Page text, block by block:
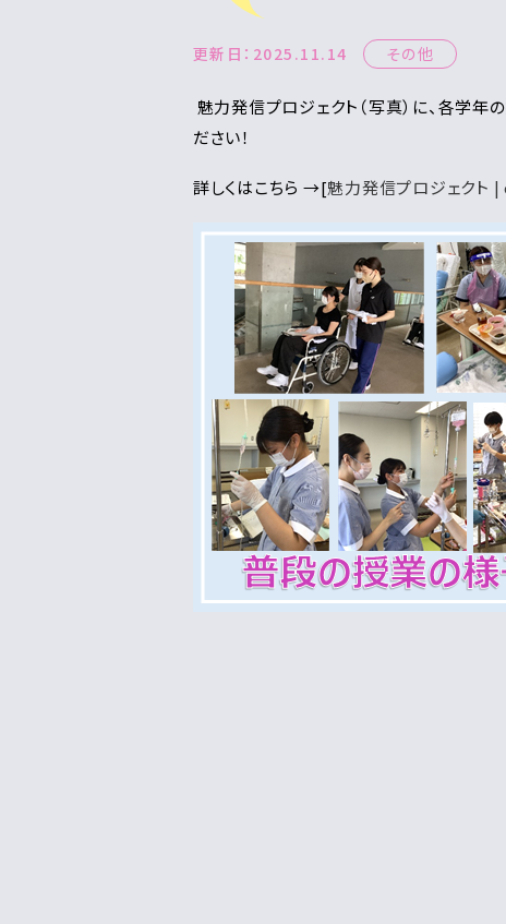
更新日：2025.11.14 その他
魅力発信プロジェクト（写真）に、各学
ださい！
詳しくはこちら →[魅力発信プロジェク